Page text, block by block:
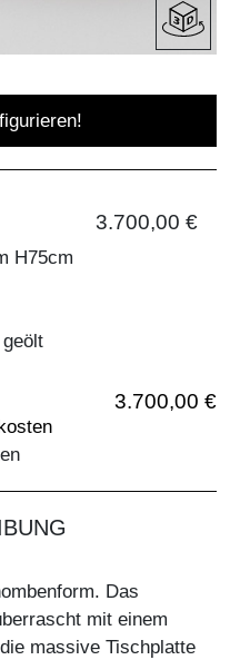
3.700,00 €
H75cm
3.700,00 €
Das
mit einem
massive Tischplatte